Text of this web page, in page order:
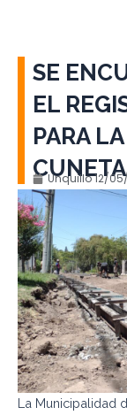
SE
EL
PARA
Unquillo12/
La Municipalidad